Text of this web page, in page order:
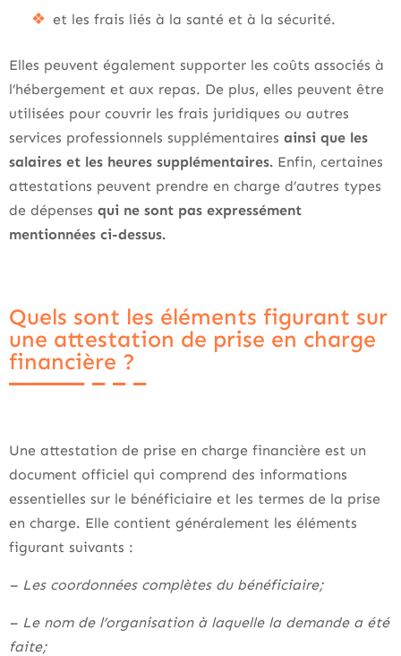
et les frais liés à la santé et à la sécurité.
Elles peuvent également supporter les coûts associés à
l’hébergement et aux repas. De plus, elles peuvent être
utilisées pour couvrir les frais juridiques ou autres
services professionnels supplémentaires ainsi que les
salaires et les heures supplémentaires. Enfin, certaines
attestations peuvent prendre en charge d’autres types
de dépenses qui ne sont pas expressément
mentionnées ci-dessus.
Quels sont les éléments figurant sur
une attestation de prise en charge
financière ?
Une attestation de prise en charge financière est un
document officiel qui comprend des informations
essentielles sur le bénéficiaire et les termes de la prise
en charge. Elle contient généralement les éléments
figurant suivants :
– Les coordonnées complètes du bénéficiaire;
– Le nom de l’organisation à laquelle la demande a été
faite;